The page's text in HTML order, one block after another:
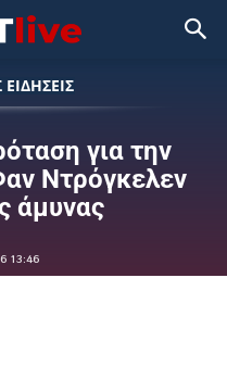
ΕΙΔΗΣΕΙΣ
για την
Ντρόγκελεν
άμυνας
13:46